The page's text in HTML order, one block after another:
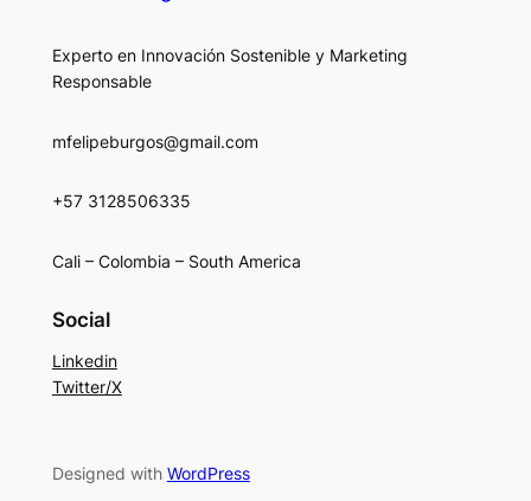
Experto en Innovación Sostenible y Marketing
Responsable
mfelipeburgos@gmail.com
+57 3128506335
Cali – Colombia – South America
Social
Linkedin
Twitter/X
Designed with WordPress